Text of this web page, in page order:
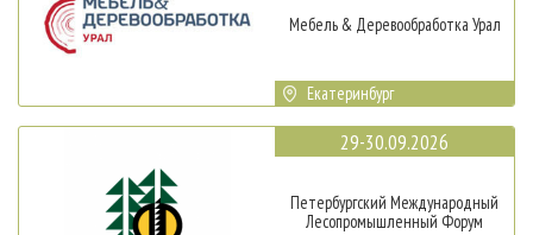
Мебель & Деревообработка Урал
Екатеринбург
29-30.09.2026
Петербургский Международный
Лесопромышленный Форум